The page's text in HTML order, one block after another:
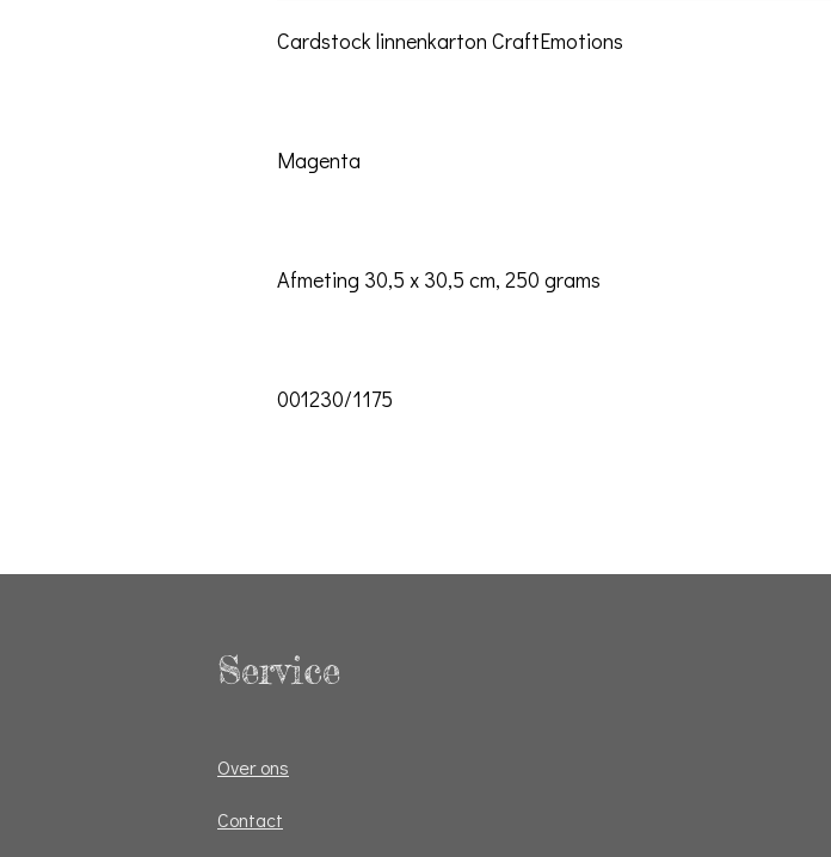
Cardstock linnenkarton CraftEmotions
Magenta
Afmeting 30,5 x 30,5 cm, 250 grams
001230/1175
Service
Over ons
Contact